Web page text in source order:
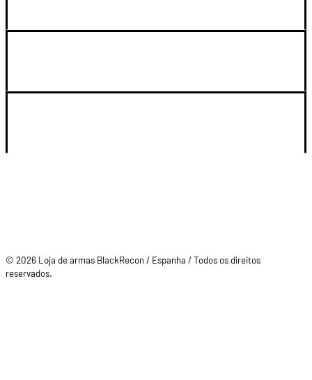
© 2026 Loja de armas BlackRecon / Espanha / Todos os direitos
reservados.